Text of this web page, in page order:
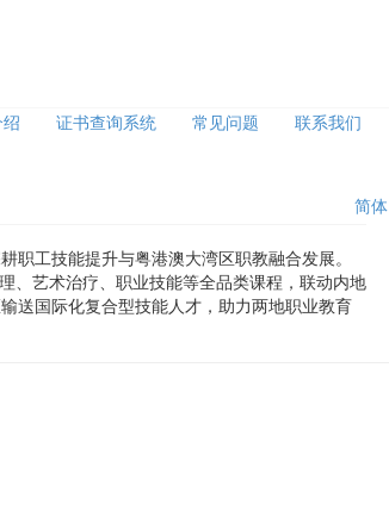
绍 证书查询系统 常见问题 联系我们
简体
职工技能提升与粤港澳大湾区职教融合发展。
、艺术治疗、职业技能等全品类课程，联动内地
送国际化复合型技能人才，助力两地职业教育